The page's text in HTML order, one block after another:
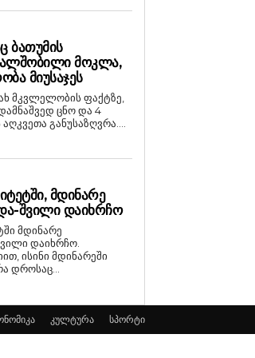
ᲑᲐᲗᲣᲛᲘᲡ
ᲛᲝᲙᲚᲐ,
ᲛᲘᲣᲡᲐᲯᲔᲡ
მკვლელობის ფაქტზე,
ცნო და 4
განუსაზღვრა....
ᲛᲓᲘᲜᲐᲠᲔ
ᲨᲕᲘᲚᲘ ᲓᲐᲘᲮᲠᲩᲝ
მდინარე
დაიხრჩო.
ისინი მდინარეში
დროსაც...
კულტურა სპორტი